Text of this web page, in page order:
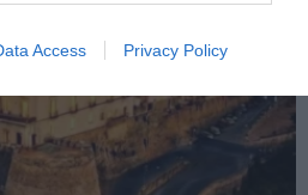
Access Privacy Policy